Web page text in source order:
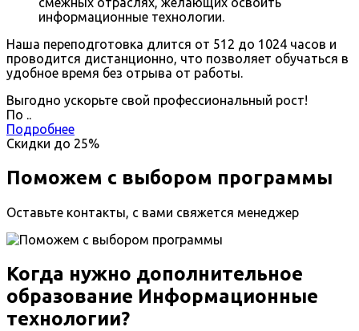
информационные технологии.
Наша переподготовка длится от 512 до 1024 часов и
проводится дистанционно, что позволяет обучаться в
удобное время без отрыва от работы.
Выгодно ускорьте свой профессиональный рост!
По ..
Подробнее
Скидки до 25%
Поможем с выбором программы
Оставьте контакты, с вами свяжется менеджер
Когда нужно дополнительное
образование Информационные
технологии?